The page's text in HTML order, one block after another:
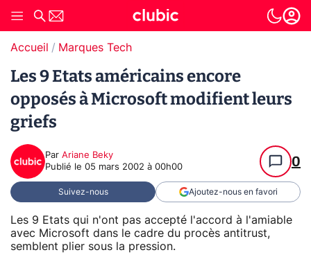
Accueil Marques Tech
Les 9 Etats américains encore
opposés à Microsoft modifient leurs
griefs
Par Ariane Beky
Publié le 05 mars 2002 à 00h00 0
Suivez-nous Ajoutez-nous en favori
Les 9 Etats qui n'ont pas accepté l'accord à l'amiable
avec Microsoft dans le cadre du procès antitrust,
semblent plier sous la pression.